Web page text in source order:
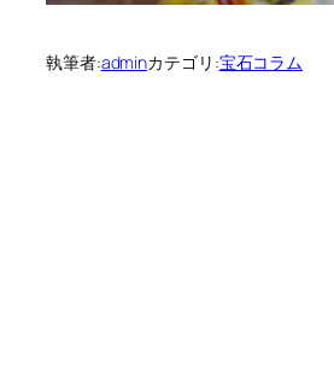
執筆者:adminカテゴリ:宝石コラム